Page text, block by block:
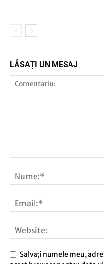
LĂSAȚI UN MESAJ
Salvați numele meu,